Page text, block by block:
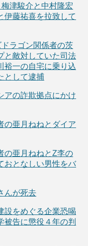
津駿介と中村隆宏
伊藤祐喜を拉致して
ラゴン関係者の茨
と敵対していた司法
裕一の自宅に乗り込
として逮捕
アの詐欺拠点にかけ
の亜月ねねとダイア
の亜月ねねとZ李の
おとなしい男性をバ
んが死去
設をめぐる企業恐喝
被告に懲役４年の判